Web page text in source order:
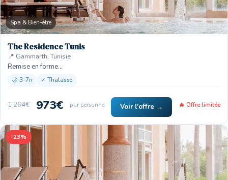
Spa & Bien-être
The Residence Tunis
📍 Gammarth, Tunisie
Remise en forme…
🌙 3-7n ✓ Thalasso
1 264€ 973€ par personne Voir l'offre → 🔥 Offre limitée
-23%